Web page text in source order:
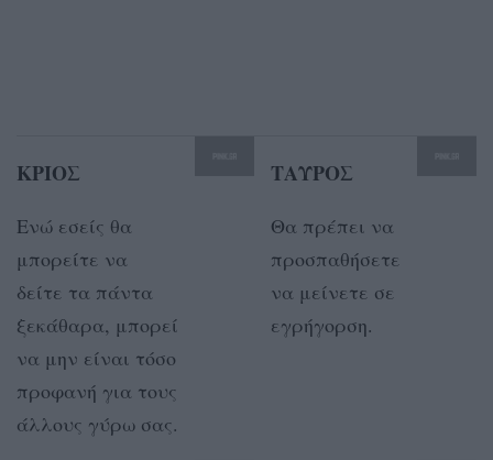
ΚΡΙΟΣ
Ενώ εσείς θα
μπορείτε να
δείτε τα πάντα
ξεκάθαρα, μπορεί
να μην είναι τόσο
προφανή για τους
άλλους γύρω σας.
ΤΑΥΡΟΣ
Θα πρέπει να
προσπαθήσετε
να μείνετε σε
εγρήγορση.